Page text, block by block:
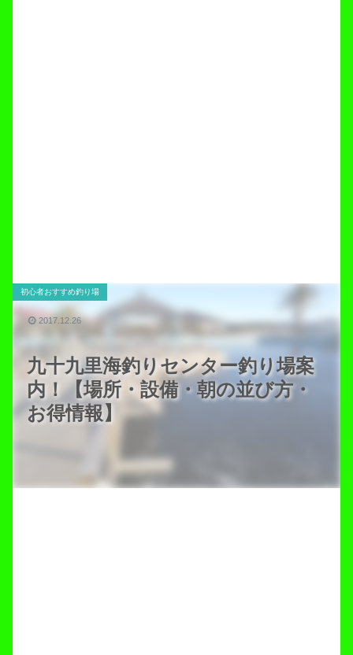
九十九里海釣りセンター釣り場案
内！【場所・設備・朝の並び方・
お得情報】
初心者おすすめ釣り場
2017.12.26